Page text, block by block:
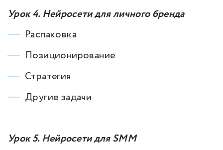
Урок 4. Нейросети для личного бренда
Распаковка
Позиционирование
Стратегия
Другие задачи
Урок 5. Нейросети для SMM